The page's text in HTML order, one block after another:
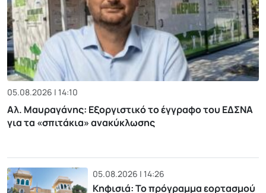
05.08.2026 | 14:10
Αλ. Μαυραγάνης: Εξοργιστικό το έγγραφο του ΕΔΣΝΑ
για τα «σπιτάκια» ανακύκλωσης
05.08.2026 | 14:26
Κηφισιά: Το πρόγραμμα εορτασμού